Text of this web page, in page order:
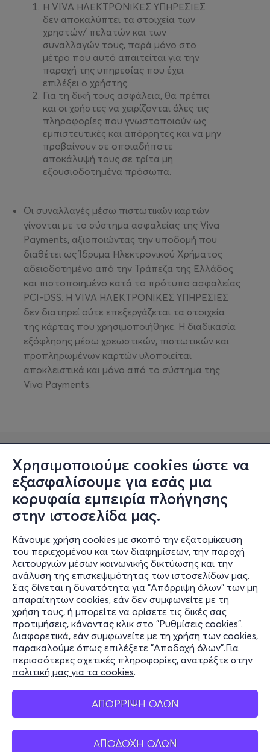
Χρησιμοποιούμε cookies ώστε να
εξασφαλίσουμε για εσάς μια
κορυφαία εμπειρία πλοήγησης
στην ιστοσελίδα μας.
Κάνουμε χρήση cookies με σκοπό την εξατομίκευση
του περιεχομένου και των διαφημίσεων, την παροχή
λειτουργιών μέσων κοινωνικής δικτύωσης και την
ανάλυση της επισκεψιμότητας των ιστοσελίδων μας.
Σας δίνεται η δυνατότητα για "Απόρριψη όλων" των μη
απαραίτητων cookies, εάν δεν συμφωνείτε με τη
χρήση τους, ή μπορείτε να ορίσετε τις δικές σας
προτιμήσεις, κάνοντας κλικ στο "Ρυθμίσεις cookies".
Διαφορετικά, εάν συμφωνείτε με τη χρήση των cookies,
παρακαλούμε όπως επιλέξετε "Αποδοχή όλων".Για
περισσότερες σχετικές πληροφορίες, ανατρέξτε στην
πολιτική μας για τα cookies.
ΑΠΟΡΡΙΨΗ ΟΛΩΝ
ΑΠΟΔΟΧΗ ΟΛΩΝ
Η VIVA ΗΛΕΚΤΡΟΝΙΚΕΣ ΥΠΗΡΕΣΙΕΣ
δεν αποκαλύπτει τα στοιχεία των
χρηστών/ πελατών και των
συναλλαγών τους, παρά μόνο στο
μέτρο που αυτό απαιτείται για την
παροχή της υπηρεσίας που έχει
επιλέξει ο χρήστης.
Για τη δική τους ασφάλεια, θα πρέπει
και οι χρήστες να χειρίζονται όλες τις
πληροφορίες που γνωστοποιούν ως
εμπιστευτικές και απόρρητες και να μην
προβαίνουν σε οποιαδήποτε
αποκάλυψή τους σε τρίτα μη
εξουσιοδοτημένα πρόσωπα.
Οι συναλλαγές μέσω πιστωτικών καρτών
γίνονται με το σύστημα ασφαλείας της Viva
Payments, αξιοποιώντας την υποδομή που
διαθέτει ως Ίδρυμα Ηλεκτρονικού Χρήματος
αδειοδοτημένο από την Τράπεζα της Ελλάδος
και πιστοποιημένο κατά το πρότυπο ασφαλείας
PCI-DSS. Η VIVA ΗΛΕΚΤΡΟΝΙΚΕΣ ΥΠΗΡΕΣΙΕΣ
δεν διατηρεί ούτε επεξεργάζεται τα στοιχεία
της κάρτας που χρησιμοποιήθηκε. Η διαδικασία
εξόφλησης μέσω χρεωστικών, πιστωτικών και
προπληρωμένων καρτών υλοποιείται
αποκλειστικά και μόνο από το σύστημα της
Viva Payments.
Φυσικά σημεία
Πληροφορίες
Υποστήριξη
Stay Connected
Mobile app